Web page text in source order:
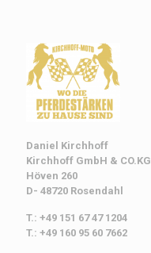
Daniel Kirchhoff
Kirchhoff GmbH & CO.KG
Höven 260
D- 48720 Rosendahl
T.: +49 151 67 47 1204
T.: +49 160 95 60 7662